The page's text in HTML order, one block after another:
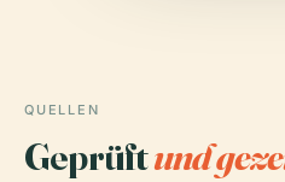
QUELLEN
Geprüftund